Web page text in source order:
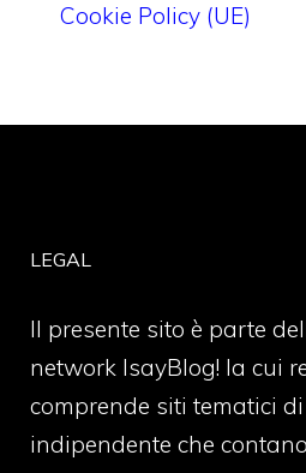
Cookie Policy (UE)
LEGAL
Il presente sito è parte
network IsayBlog! la cui
comprende siti tematici
indipendente che